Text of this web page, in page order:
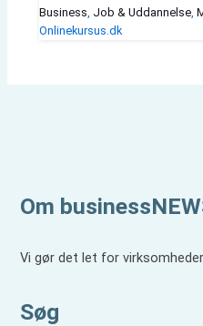
Business, Job & Uddannelse,
Onlinekursus.dk
Om
Vi gør det let for
Søg